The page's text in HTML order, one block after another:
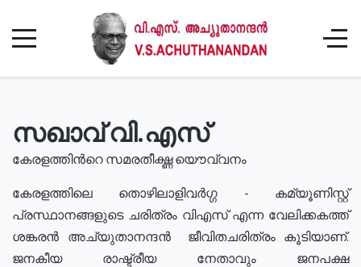
സഖാവ് വി.എസ്
കേരളത്തിൻറെ സമരതീക്ഷ്ണ യൌവ്വനം
കേരളത്തിലെ തൊഴിലാളിവർഗ്ഗ - കമ്യൂണിസ്റ്റ്
പ്രസ്ഥാനങ്ങളുടെ ചരിത്രം വിഎസ് എന്ന വേലിക്കകത്ത്
ശങ്കരൻ അച്യുതാനന്ദൻ ജീവിതചരിത്രം കൂടിയാണ്.
ജനകീയ രാഷ്ട്രീയ നേതാവും ജനപക്ഷ